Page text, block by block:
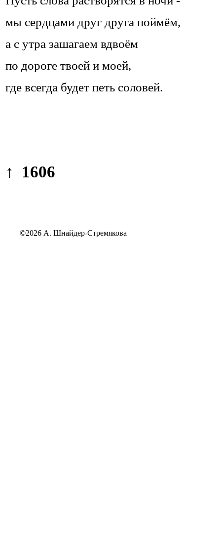
мы сердцами друг друга поймём,
а с утра зашагаем вдвоём
по дороге твоей и моей,
где всегда будет петь соловей.
↑ 1606
©2026 А. Шнайдер-Стремякова